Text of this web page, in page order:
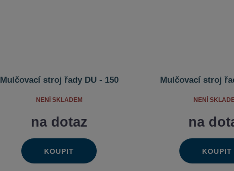
Mulčovací stroj řady DU - 150
na dotaz
Změnit
Navýšit
množství
Snížit
Ks
KOUPIT
NENÍ SKLADEM
Mulčovací stroj
na
Ks
KOUPIT
NENÍ